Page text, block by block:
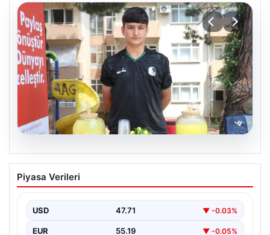
09.08.2026
14 yaşında asgari ücretin 3 katını
kazanıyor. 6 saatte günlük kazancı 3 bin
Piyasa Verileri
USD 47.71 ▼ -0.03%
EUR 55.19 ▼ -0.05%